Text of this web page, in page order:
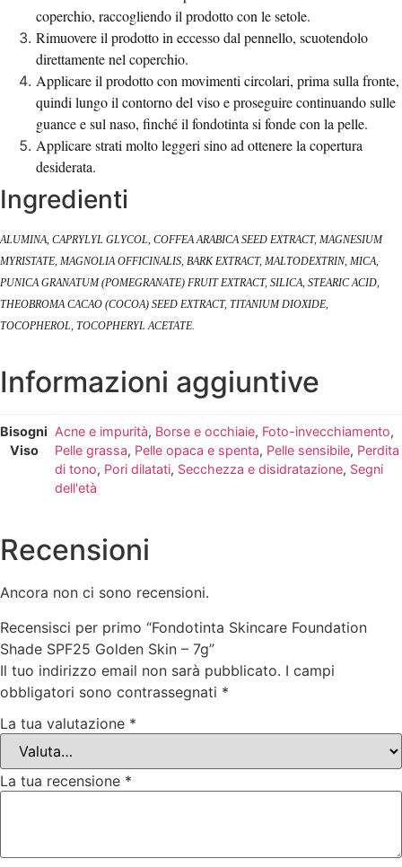
coperchio, raccogliendo il prodotto con le setole.
Rimuovere il prodotto in eccesso dal pennello, scuotendolo
direttamente nel coperchio.
Applicare il prodotto con movimenti circolari, prima sulla fronte,
quindi lungo il contorno del viso e proseguire continuando sulle
guance e sul naso, finché il fondotinta si fonde con la pelle.
Applicare strati molto leggeri sino ad ottenere la copertura
desiderata.
Ingredienti
ALUMINA, CAPRYLYL GLYCOL, COFFEA ARABICA SEED EXTRACT, MAGNESIUM
MYRISTATE, MAGNOLIA OFFICINALIS, BARK EXTRACT, MALTODEXTRIN, MICA,
PUNICA GRANATUM (POMEGRANATE) FRUIT EXTRACT, SILICA, STEARIC ACID,
THEOBROMA CACAO (COCOA) SEED EXTRACT, TITANIUM DIOXIDE,
TOCOPHEROL, TOCOPHERYL ACETATE.
Informazioni aggiuntive
Bisogni
Viso
Acne e impurità, Borse e occhiaie, Foto-invecchiamento,
Pelle grassa, Pelle opaca e spenta, Pelle sensibile, Perdita
di tono, Pori dilatati, Secchezza e disidratazione, Segni
dell'età
Recensioni
Ancora non ci sono recensioni.
Recensisci per primo “Fondotinta Skincare Foundation
Shade SPF25 Golden Skin – 7g”
Il tuo indirizzo email non sarà pubblicato. I campi
obbligatori sono contrassegnati *
La tua valutazione *
La tua recensione *